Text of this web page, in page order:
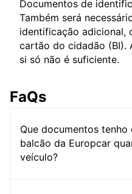
Documentos de
Também será
identificação adicional,
cartão do cidadão (BI).
si só não é suficiente.
FaQs
Que documentos tenho
balcão da Europcar
veículo?